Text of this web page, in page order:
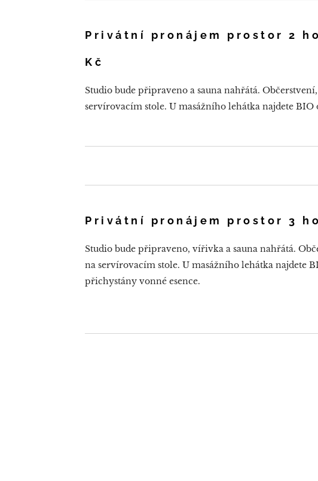
Privátní pronájem prostor 2
Kč
Studio bude připraveno a sauna nahřátá.
servírovacím stole. U masážního lehátka najdete BIO
Privátní pronájem prostor 3
Studio bude připraveno, vířivka a sauna nahřátá.
na servírovacím stole. U masážního lehátka najdete
přichystány vonné esence.